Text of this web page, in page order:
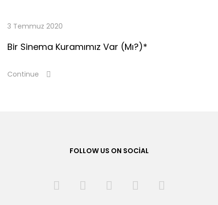
3 Temmuz 2020
Bir Sinema Kuramımız Var (Mı?)*
Continue
FOLLOW US ON SOCIAL